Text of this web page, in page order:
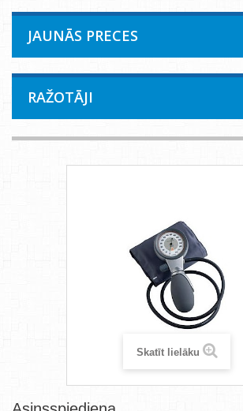
JAUNĀS PRECES
RAŽOTĀJI
Skatīt lielāku